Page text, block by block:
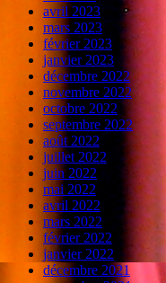
avril 2023
mars 2023
février 2023
janvier 2023
décembre 2022
novembre 2022
octobre 2022
septembre 2022
août 2022
juillet 2022
juin 2022
mai 2022
avril 2022
mars 2022
février 2022
janvier 2022
décembre 2021